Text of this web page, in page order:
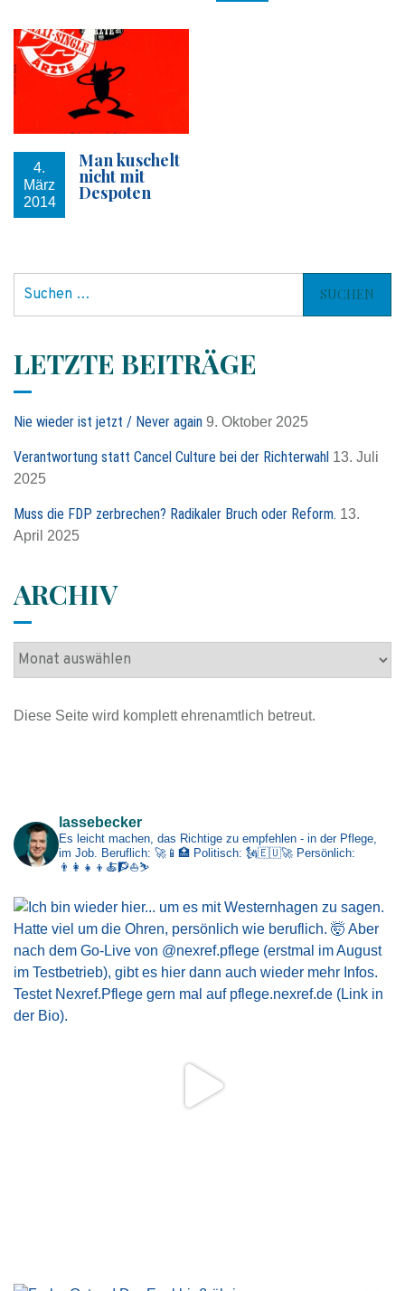
4.
März
2014
Man kuschelt
nicht mit
Despoten
e
n
n
c
h
LETZTE BEITRÄGE
Nie wieder ist jetzt / Never again 9. Oktober 2025
Verantwortung statt Cancel Culture bei der Richterwahl 13. Juli
2025
Muss die FDP zerbrechen? Radikaler Bruch oder Reform. 13.
April 2025
ARCHIV
A
h
Diese Seite wird komplett ehrenamtlich betreut.
lassebecker
Es leicht machen, das Richtige zu empfehlen - in der Pflege,
im Job.
Beruflich: 🚀📱🏥 Politisch: 🗽🇪🇺🚀 Persönlich:
👨‍👩‍👧‍👦🍝🧗⛵⛷️